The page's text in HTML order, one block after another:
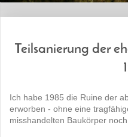
Teilsanierung der
Ich habe 1985 die Ruine der
erworben - ohne eine
misshandelten Baukörper